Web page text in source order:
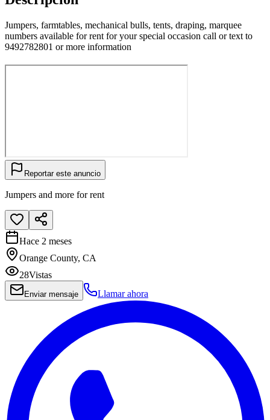
Jumpers, farmtables, mechanical bulls, tents, draping, marquee
numbers available for rent for your special occasion call or text to
9492782801 or more information
Reportar este anuncio
Jumpers and more for rent
Hace 2 meses
Orange County, CA
28Vistas
Enviar mensaje Llamar ahora